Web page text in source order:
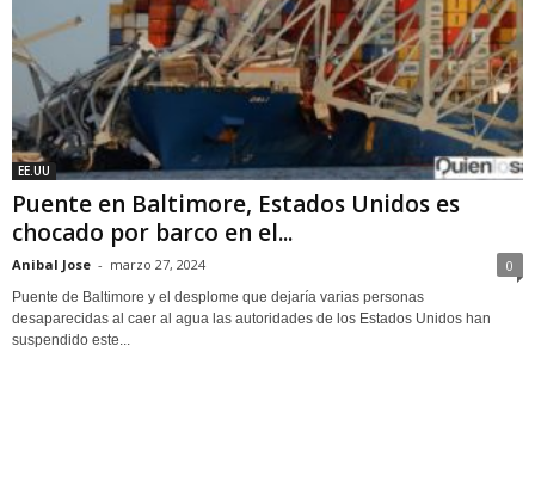
EE.UU
Puente en Baltimore, Estados Unidos es
chocado por barco en el...
Anibal Jose - marzo 27, 2024 0
Puente de Baltimore y el desplome que dejaría varias personas
desaparecidas al caer al agua las autoridades de los Estados Unidos han
suspendido este...